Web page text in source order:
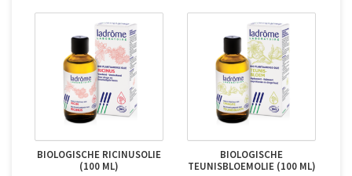
BIOLOGISCHE RICINUSOLIE
(100 ML)
BIOLOGISCHE
TEUNISBLOEMOLIE (100 ML)